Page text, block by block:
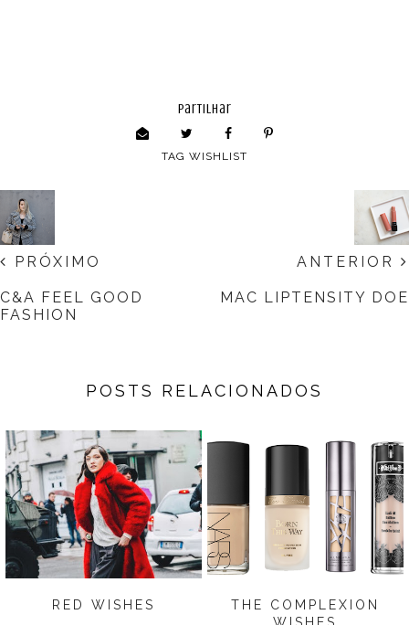
partilhar
TAG WISHLIST
ANTERIOR
MAC LIPTENSITY DOE
PRÓXIMO
C&A FEEL GOOD
FASHION
POSTS RELACIONADOS
RED WISHES
THE COMPLEXION
WISHES